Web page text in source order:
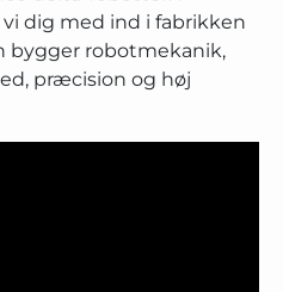
dig med ind i fabrikken
bygger robotmekanik,
præcision og høj